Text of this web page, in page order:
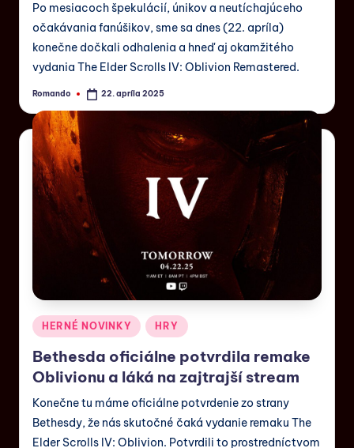
Po mesiacoch špekulácií, únikov a neutíchajúceho
očakávania fanúšikov, sme sa dnes (22. apríla)
konečne dočkali odhalenia a hneď aj okamžitého
vydania The Elder Scrolls IV: Oblivion Remastered.
Romando 22. apríla 2025
HERNÉ NOVINKY HRY
Bethesda oficiálne potvrdila remake
Oblivionu a láká na zajtrajší stream
Konečne tu máme oficiálne potvrdenie zo strany
Bethesdy, že nás skutočné čaká vydanie remaku The
Elder Scrolls IV: Oblivion. Potvrdili to prostredníctvom